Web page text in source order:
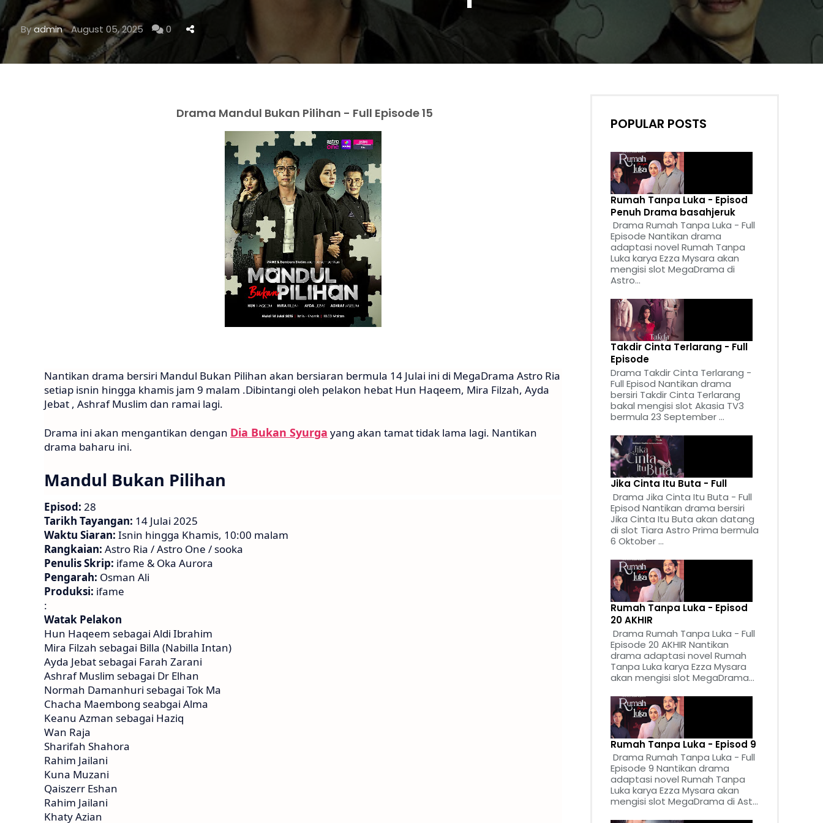
Byadmin August 05, 2025 0
Drama Mandul Bukan Pilihan - Full Episode 15
Nantikan drama bersiri Mandul Bukan Pilihan akan bersiaran bermula 14 Julai ini di MegaDrama Astro Ria
setiap isnin hingga khamis jam 9 malam .Dibintangi oleh pelakon hebat Hun Haqeem, Mira Filzah, Ayda
Jebat , Ashraf Muslim dan ramai lagi.
Drama ini akan mengantikan dengan Dia Bukan Syurga yang akan tamat tidak lama lagi. Nantikan
drama baharu ini.
Mandul Bukan Pilihan
Episod: 28
Tarikh Tayangan: 14 Julai 2025
Waktu Siaran: Isnin hingga Khamis, 10:00 malam
Rangkaian: Astro Ria / Astro One / sooka
Penulis Skrip: ifame & Oka Aurora
Pengarah: Osman Ali
Produksi: ifame
:
Watak Pelakon
Hun Haqeem sebagai Aldi Ibrahim
Mira Filzah sebagai Billa (Nabilla Intan)
Ayda Jebat sebagai Farah Zarani
Ashraf Muslim sebagai Dr Elhan
Normah Damanhuri sebagai Tok Ma
Chacha Maembong seabgai Alma
Keanu Azman sebagai Haziq
Wan Raja
Sharifah Shahora
Rahim Jailani
Kuna Muzani
Qaiszerr Eshan
Rahim Jailani
Khaty Azian
POPULAR POSTS
Rumah Tanpa Luka - Episod
Penuh Drama basahjeruk
Drama Rumah Tanpa Luka - Full
Episode Nantikan drama
adaptasi novel Rumah Tanpa
Luka karya Ezza Mysara akan
mengisi slot MegaDrama di
Astro...
Takdir Cinta Terlarang - Full
Episode
Drama Takdir Cinta Terlarang -
Full Episod Nantikan drama
bersiri Takdir Cinta Terlarang
bakal mengisi slot Akasia TV3
bermula 23 September ...
Jika Cinta Itu Buta - Full
Drama Jika Cinta Itu Buta - Full
Episod Nantikan drama bersiri
Jika Cinta Itu Buta akan datang
di slot Tiara Astro Prima bermula
6 Oktober ...
Rumah Tanpa Luka - Episod
20 AKHIR
Drama Rumah Tanpa Luka - Full
Episode 20 AKHIR Nantikan
drama adaptasi novel Rumah
Tanpa Luka karya Ezza Mysara
akan mengisi slot MegaDrama...
Rumah Tanpa Luka - Episod 9
Drama Rumah Tanpa Luka - Full
Episode 9 Nantikan drama
adaptasi novel Rumah Tanpa
Luka karya Ezza Mysara akan
mengisi slot MegaDrama di Ast...